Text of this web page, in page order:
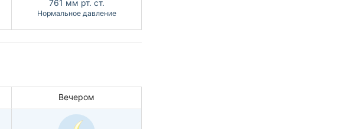
761 мм рт. ст.
Нормальное давление
Вечером